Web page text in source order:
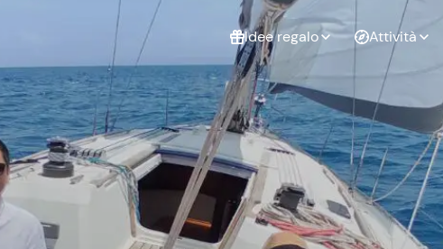
Idee regalo
Non sai cosa
regalare?
Gift Card Freedome
Un regalo digitale che
lascia la libertà di
scegliere esperienze
outdoor in tutta Italia.
Esperienze da
regalare
Esperienze di
coppia
Attività